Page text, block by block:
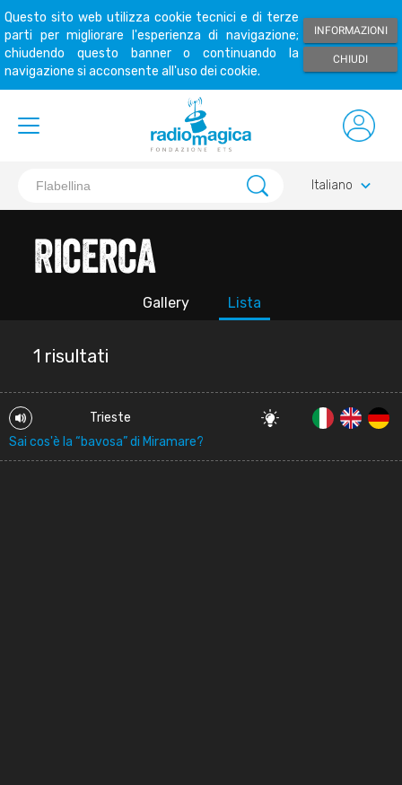
Questo sito web utilizza cookie tecnici e di terze
parti per migliorare l'esperienza di navigazione;
chiudendo questo banner o continuando la
navigazione si acconsente all'uso dei cookie.
INFORMAZIONI
CHIUDI
Italiano keyboard_arrow_down
Ricerca
Gallery Lista
1 risultati
Trieste
Sai cos'è la “bavosa” di Miramare?